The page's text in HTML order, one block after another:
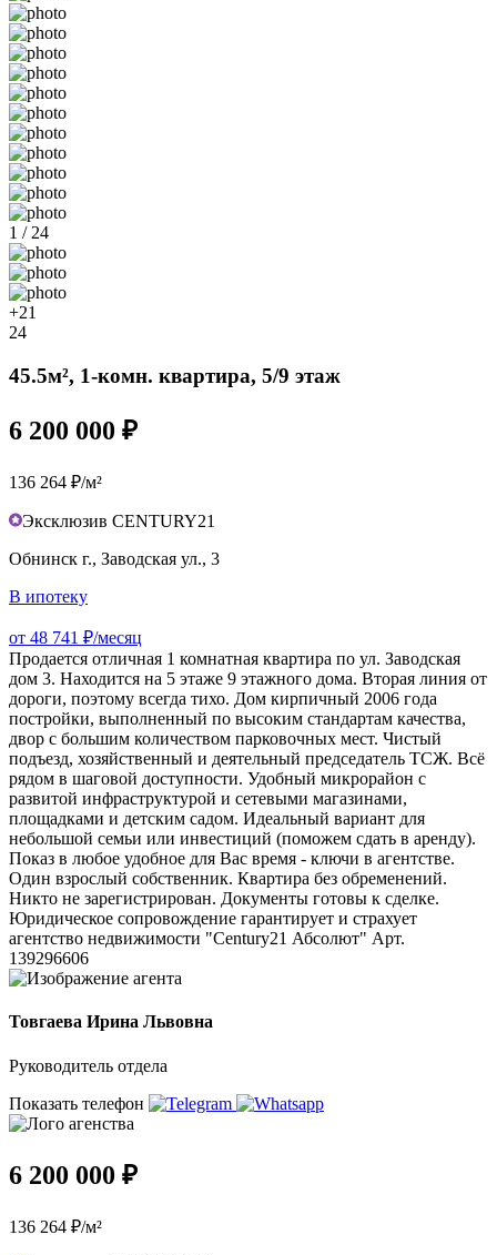
1 / 24
+21
24
45.5м², 1-комн. квартира, 5/9 этаж
6 200 000 ₽
136 264 ₽/м²
Эксклюзив CENTURY21
Обнинск г., Заводская ул., 3
В ипотеку
от 48 741 ₽/месяц
Продается отличная 1 комнатная квартира по ул. Заводская
дом 3. Находится на 5 этаже 9 этажного дома. Вторая линия от
дороги, поэтому всегда тихо. Дом кирпичный 2006 года
постройки, выполненный по высоким стандартам качества,
двор с большим количеством парковочных мест. Чистый
подъезд, хозяйственный и деятельный председатель ТСЖ. Всё
рядом в шаговой доступности. Удобный микрорайон с
развитой инфраструктурой и сетевыми магазинами,
площадками и детским садом. Идеальный вариант для
небольшой семьи или инвестиций (поможем сдать в аренду).
Показ в любое удобное для Вас время - ключи в агентстве.
Один взрослый собственник. Квартира без обременений.
Никто не зарегистрирован. Документы готовы к сделке.
Юридическое сопровождение гарантирует и страхует
агентство недвижимости "Century21 Абсолют" Арт.
139296606
Товгаева Ирина Львовна
Руководитель отдела
Показать телефон
6 200 000 ₽
136 264 ₽/м²